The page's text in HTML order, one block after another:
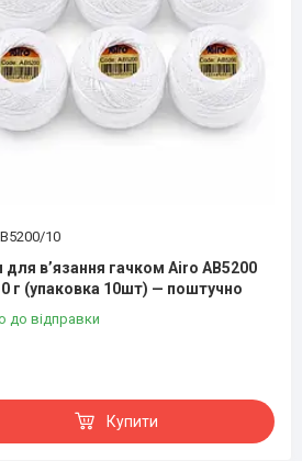
10
для в’язання гачком Airo AB5200
г (упаковка 10шт) — поштучно
до відправки
Купити